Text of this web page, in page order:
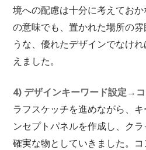
境への配慮は十分に考えてお
の意味でも、置かれた場所の
うな、優れたデザインでなけ
えました。
4) デザインキーワード設定→
ラフスケッチを進めながら、
ンセプトパネルを作成し、ク
確実な物としていきました。